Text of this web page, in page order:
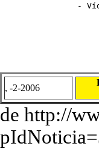
-
, -2-2006
de http://